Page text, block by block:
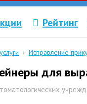
Рейтинг
› Исправление
для